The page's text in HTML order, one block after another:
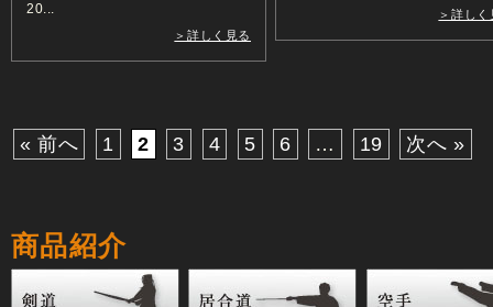
20...
＞詳しく見る
＞詳しく
« 前へ 1 2 3 4 5 6 … 19 次へ »
商品紹介